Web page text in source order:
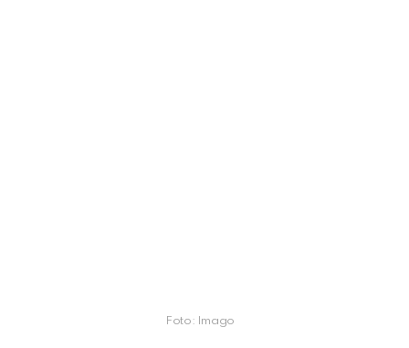
Foto: Imago